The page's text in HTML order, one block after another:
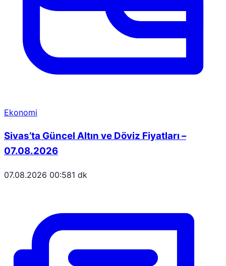
Ekonomi
Sivas’ta Güncel Altın ve Döviz Fiyatları –
07.08.2026
07.08.2026 00:581 dk